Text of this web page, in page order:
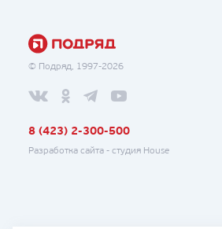
© Подряд, 1997-2026
8 (423) 2-300-500
Разработка сайта - студия House